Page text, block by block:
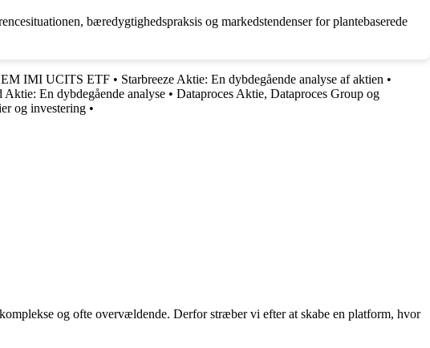
bæredygtighedspraksis og markedstendenser for plantebaserede
EM IMI UCITS ETF • Starbreeze Aktie: En dybdegående analyse af aktien •
Aktie: En dybdegående analyse • Dataproces Aktie, Dataproces Group og
og investering •
og ofte overvældende. Derfor stræber vi efter at skabe en platform, hvor